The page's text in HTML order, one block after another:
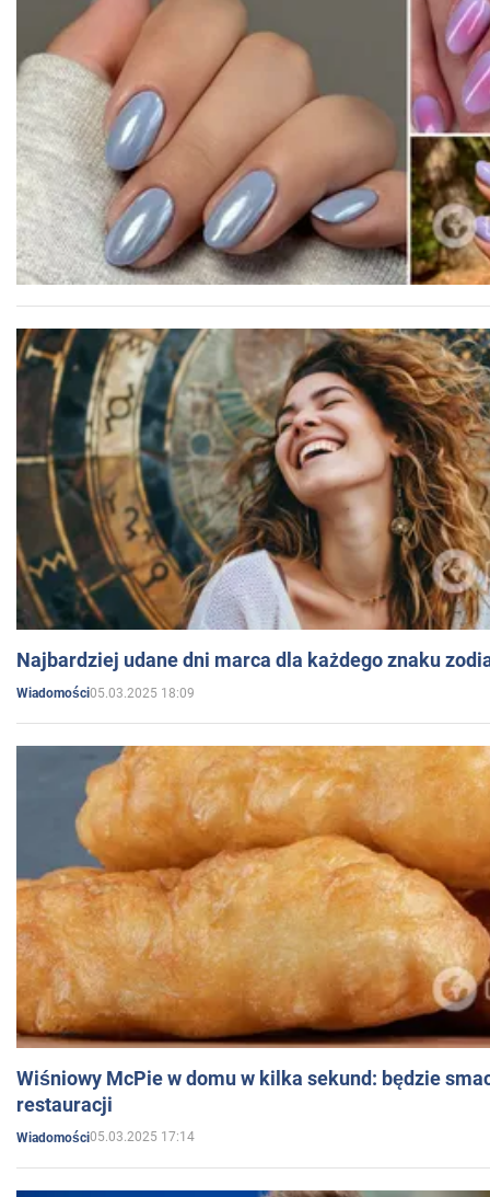
Najbardziej udane dni marca dla każdego znaku
Wiadomości05.03.2025 18:09
Wiśniowy McPie w domu w kilka sekund: będzie
restauracji
Wiadomości05.03.2025 17:14